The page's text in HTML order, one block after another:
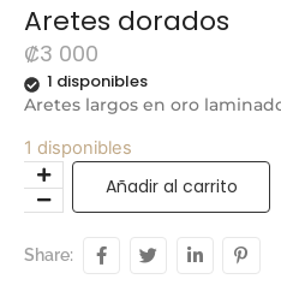
Aretes dorados
₡3 000
1 disponibles
Aretes largos en oro
1 disponibles
Añadir al carrito
Share: